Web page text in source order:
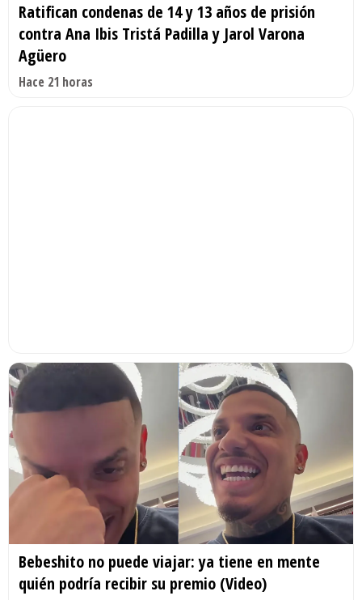
Ratifican condenas de 14 y 13 años de prisión
contra Ana Ibis Tristá Padilla y Jarol Varona
Agüero
Hace 21 horas
Bebeshito no puede viajar: ya tiene en mente
quién podría recibir su premio (Video)